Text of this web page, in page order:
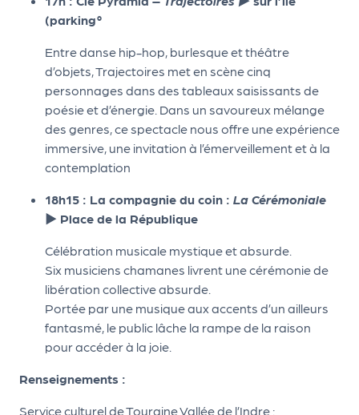
(parking°
Entre danse hip-hop, burlesque et théâtre
d’objets, Trajectoires met en scène cinq
personnages dans des tableaux saisissants de
poésie et d’énergie. Dans un savoureux mélange
des genres, ce spectacle nous offre une expérience
immersive, une invitation à l’émerveillement et à la
contemplation
18h15 : La compagnie du coin : La Cérémoniale
► Place de la République
Célébration musicale mystique et absurde.
Six musiciens chamanes livrent une cérémonie de
libération collective absurde.
Portée par une musique aux accents d’un ailleurs
fantasmé, le public lâche la rampe de la raison
pour accéder à la joie.
Renseignements :
Service culturel de Touraine Vallée de l’Indre :
P
r
o
p
o
e
r
u
n
é
v
è
n
e